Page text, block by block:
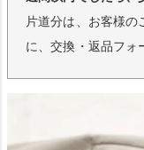
片道分は、お客様の
に、交換・返品フォ